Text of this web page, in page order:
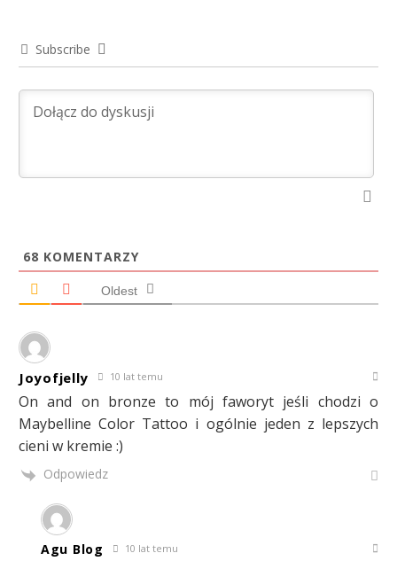
Subscribe
68 KOMENTARZY
Oldest
Joyofjelly 10 lat temu
On and on bronze to mój faworyt jeśli chodzi o
Maybelline Color Tattoo i ogólnie jeden z lepszych
cieni w kremie :)
Odpowiedz
Agu Blog 10 lat temu